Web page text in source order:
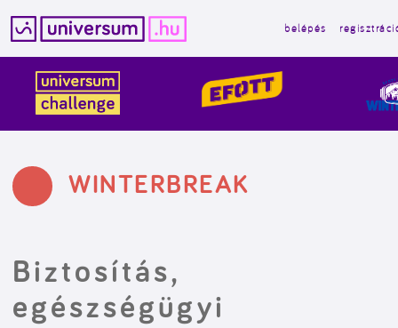
tartalomba
belépés
WINTERBREAK
Biztosítás,
egészségügyi